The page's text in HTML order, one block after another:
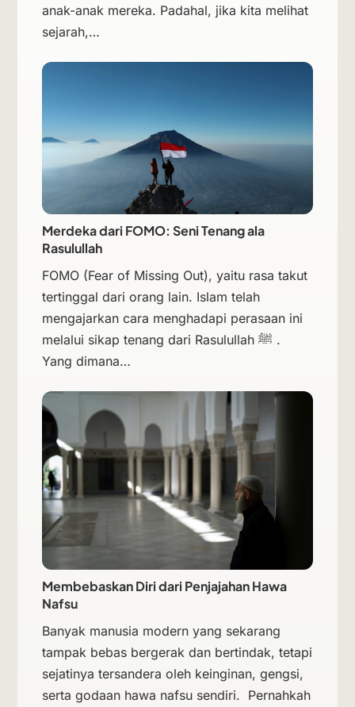
anak-anak mereka. Padahal, jika kita melihat
sejarah,…
Merdeka dari FOMO: Seni Tenang ala
Rasulullah
FOMO (Fear of Missing Out), yaitu rasa takut
tertinggal dari orang lain. Islam telah
mengajarkan cara menghadapi perasaan ini
melalui sikap tenang dari Rasulullah ﷺ .
Yang dimana…
Membebaskan Diri dari Penjajahan Hawa
Nafsu
Banyak manusia modern yang sekarang
tampak bebas bergerak dan bertindak, tetapi
sejatinya tersandera oleh keinginan, gengsi,
serta godaan hawa nafsu sendiri. Pernahkah